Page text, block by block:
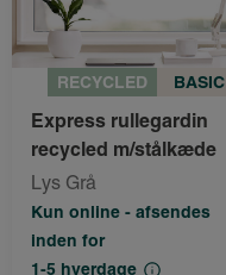
RECYCLED BASIC
Express rullegardin
recycled m/stålkæde
Lys Grå
Kun online - afsendes
inden for
1-5 hverdage